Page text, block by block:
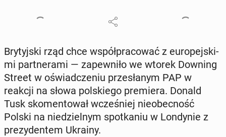
Bry­tyj­ski rząd chce współ­pra­co­wać z eu­ro­pej­ski­
mi part­ne­ra­mi — za­pew­ni­ło we wtorek Downing
Street w oświad­cze­niu prze­sła­nym PAP w
reakcji na słowa pol­skie­go pre­mie­ra. Donald
Tusk sko­men­to­wał wcze­śniej nie­obec­ność
Polski na nie­dziel­nym spo­tka­niu w Lon­dy­nie z
pre­zy­den­tem Ukrainy.